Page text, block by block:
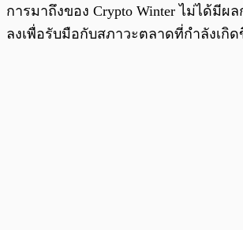
การมาถึงของ Crypto Winter ไม่ได้มี
ลงเพื่อรับมือกับสภาวะตลาดที่กำลังเกิ